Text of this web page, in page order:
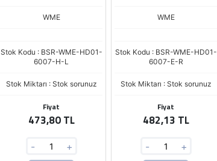
WME
Stok Kodu : BSR-WME-HD01-
6007-H-L
Stok Miktarı : Stok sorunuz
Fiyat
473,80 TL
- +
WME
Stok Kodu : BSR-WME-HD01-
6007-E-R
Stok Miktarı : Stok sorunuz
Fiyat
482,13 TL
- +